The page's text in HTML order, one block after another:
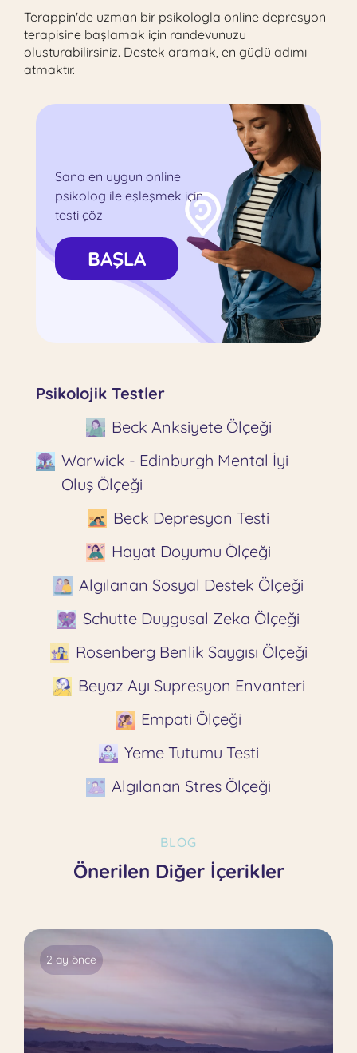
Terappin'de uzman bir psikologla online depresyon
terapisine başlamak için randevunuzu
oluşturabilirsiniz. Destek aramak, en güçlü adımı
atmaktır.
Sana en uygun online
psikolog ile eşleşmek için
testi çöz
BAŞLA
Psikolojik Testler
Beck Anksiyete Ölçeği
Warwick - Edinburgh Mental İyi
Oluş Ölçeği
Beck Depresyon Testi
Hayat Doyumu Ölçeği
Algılanan Sosyal Destek Ölçeği
Schutte Duygusal Zeka Ölçeği
Rosenberg Benlik Saygısı Ölçeği
Beyaz Ayı Supresyon Envanteri
Empati Ölçeği
Yeme Tutumu Testi
Algılanan Stres Ölçeği
BLOG
Önerilen Diğer İçerikler
2 ay önce